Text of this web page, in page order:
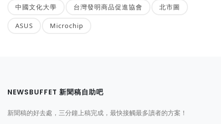
中國文化大學 台灣發明商品促進協會 北市圖
ASUS Microchip
NEWSBUFFET 新聞稿自助吧
新聞稿的好去處，三分鐘上稿完成，最快接觸最多讀者的方案！